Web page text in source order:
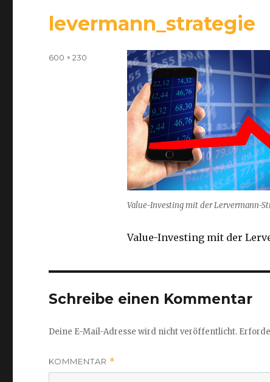
levermann_strategie
Value-Investing mit der Lervermann-
Value-Investing mit der
Volle
600 × 230
Schreibe einen Kommentar
Deine E-Mail-Adresse wird nicht veröffentlicht.
KOMMENTAR *